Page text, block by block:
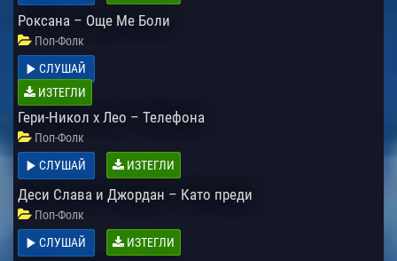
Роксана – Още Ме Боли
Поп-Фолк
СЛУШАЙ
ИЗТЕГЛИ
Гери-Никол x Лео – Телефона
Поп-Фолк
СЛУШАЙ
ИЗТЕГЛИ
Деси Слава и Джордан – Като преди
Поп-Фолк
СЛУШАЙ
ИЗТЕГЛИ